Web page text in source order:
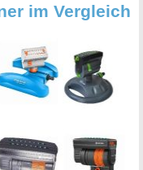
im Vergleich